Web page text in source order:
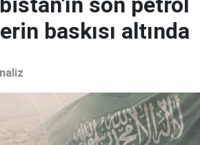
baskısı altında